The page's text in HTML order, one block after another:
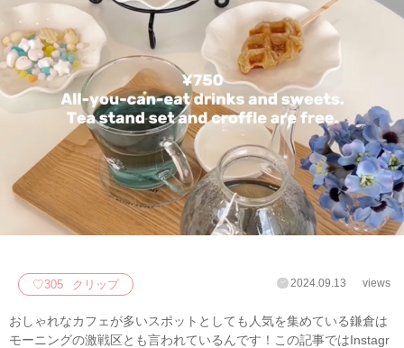
♡305 クリップ 2024.09.13 views
おしゃれなカフェが多いスポットとしても人気を集めている鎌倉は
モーニングの激戦区とも言われているんです！この記事ではInstagr